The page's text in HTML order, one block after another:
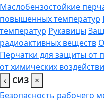
Маслобензостойкие
повышенных температур
температур Рукавицы
радиоактивных веществ
Перчатки для защиты от
от химических
‹ СИЗ ×
Безопасность рабочего